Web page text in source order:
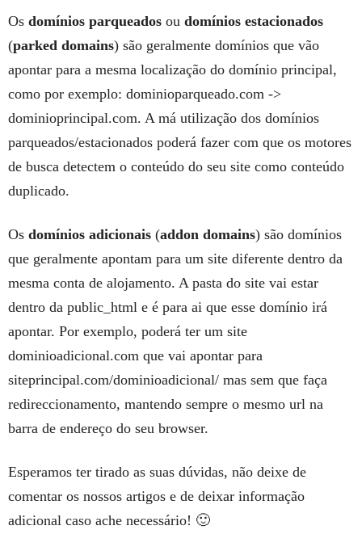
Os domínios parqueados ou domínios estacionados
(parked domains) são geralmente domínios que vão
apontar para a mesma localização do domínio principal,
como por exemplo: dominioparqueado.com ->
dominioprincipal.com. A má utilização dos domínios
parqueados/estacionados poderá fazer com que os motores
de busca detectem o conteúdo do seu site como conteúdo
duplicado.
Os domínios adicionais (addon domains) são domínios
que geralmente apontam para um site diferente dentro da
mesma conta de alojamento. A pasta do site vai estar
dentro da public_html e é para ai que esse domínio irá
apontar. Por exemplo, poderá ter um site
dominioadicional.com que vai apontar para
siteprincipal.com/dominioadicional/ mas sem que faça
redireccionamento, mantendo sempre o mesmo url na
barra de endereço do seu browser.
Esperamos ter tirado as suas dúvidas, não deixe de
comentar os nossos artigos e de deixar informação
adicional caso ache necessário! 🙂